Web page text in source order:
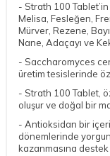
- Strath 100
Melisa, Fesleğen,
Mürver, Rezene,
Nane, Adaçayı ve
- Saccharomyces
üretim tesislerinde
- Strath 100 Tablet,
oluşur ve doğal bir
- Antioksidan bir
dönemlerinde
kazanmasına destek